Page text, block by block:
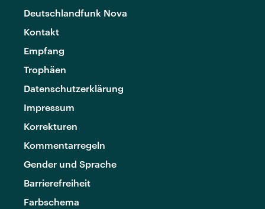
Deutschlandfunk Nova
Kontakt
Empfang
Trophäen
Datenschutzerklärung
Impressum
Korrekturen
Kommentarregeln
Gender und Sprache
Barrierefreiheit
Farbschema